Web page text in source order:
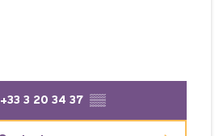
+33 3 20 34 37 ▒▒